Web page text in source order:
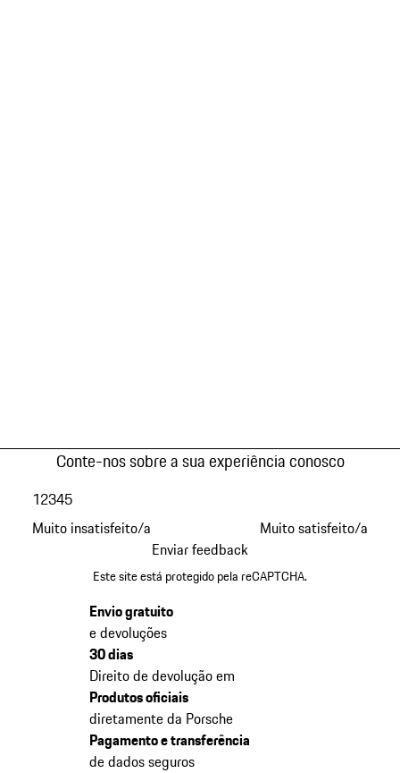
Conte-nos sobre a sua experiência conosco
Muito insatisfeito/a
12345
Muito satisfeito/a
Enviar feedback
Este site está protegido pela reCAPTCHA.
Envio gratuito
e devoluções
30 dias
Direito de devolução em
Produtos oficiais
diretamente da Porsche
Pagamento e transferência
de dados seguros